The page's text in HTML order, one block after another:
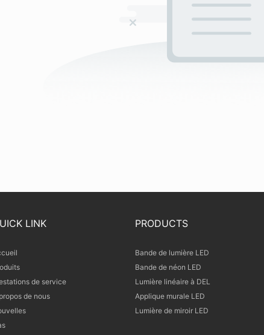
LINK
de service
de nous
PRODUCTS
Bande de lumière LED
Bande de néon LED
Lumière linéaire à DEL
Applique murale LED
Lumière de miroir LED